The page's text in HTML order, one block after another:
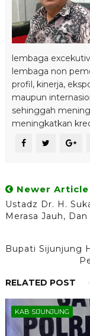
lembaga
lembaga non
profil, kinerja,
maupun
sehinggah
meningkatkan
Newer Article
Ustadz Dr. H.
Merasa Jauh,
Bupati Sijunjung
RELATED POST
KAB SIJUNJUNG